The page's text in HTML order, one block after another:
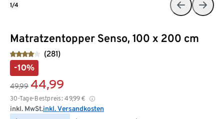
Matratzentopper Senso, 100 x 200 cm
(281)
-10%
49,99 44,99
30-Tage-Bestpreis: 49,99 €
inkl. MwSt.inkl. Versandkosten
1/4